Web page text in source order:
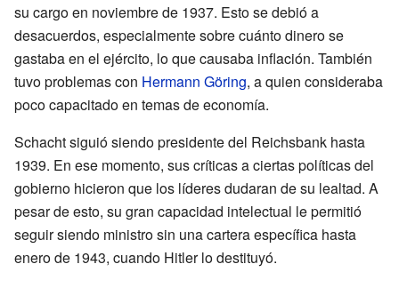
su cargo en noviembre de 1937. Esto se debió a
desacuerdos, especialmente sobre cuánto dinero se
gastaba en el ejército, lo que causaba inflación. También
tuvo problemas con Hermann Göring, a quien consideraba
poco capacitado en temas de economía.
Schacht siguió siendo presidente del Reichsbank hasta
1939. En ese momento, sus críticas a ciertas políticas del
gobierno hicieron que los líderes dudaran de su lealtad. A
pesar de esto, su gran capacidad intelectual le permitió
seguir siendo ministro sin una cartera específica hasta
enero de 1943, cuando Hitler lo destituyó.